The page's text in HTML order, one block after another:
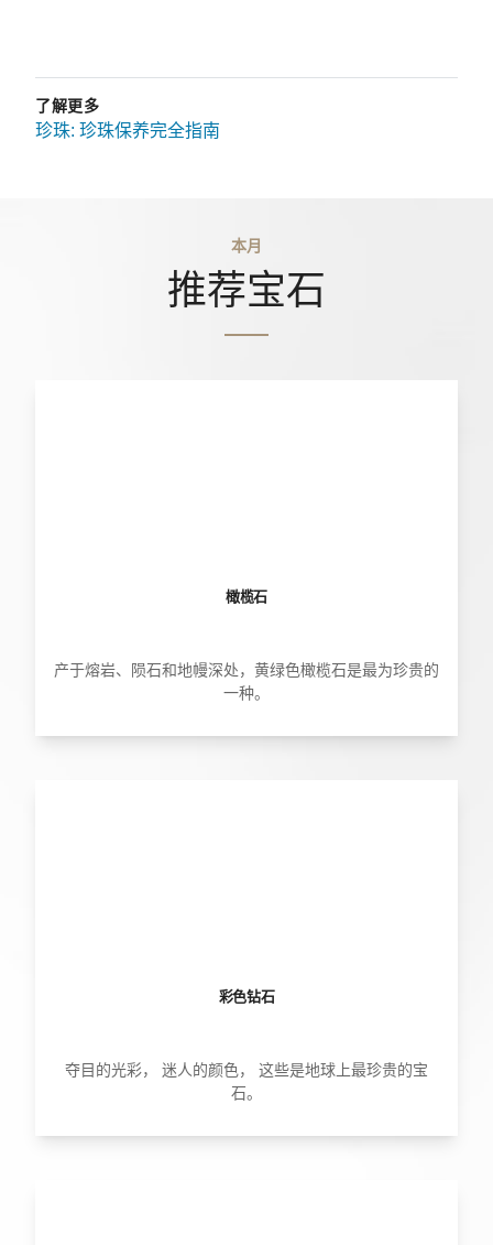
了解更多
珍珠: 珍珠保养完全指南
本月
推荐宝石
橄榄石
产于熔岩、陨石和地幔深处，黄绿色橄榄石是最为珍贵的
一种。
彩色钻石
夺目的光彩， 迷人的颜色， 这些是地球上最珍贵的宝
石。